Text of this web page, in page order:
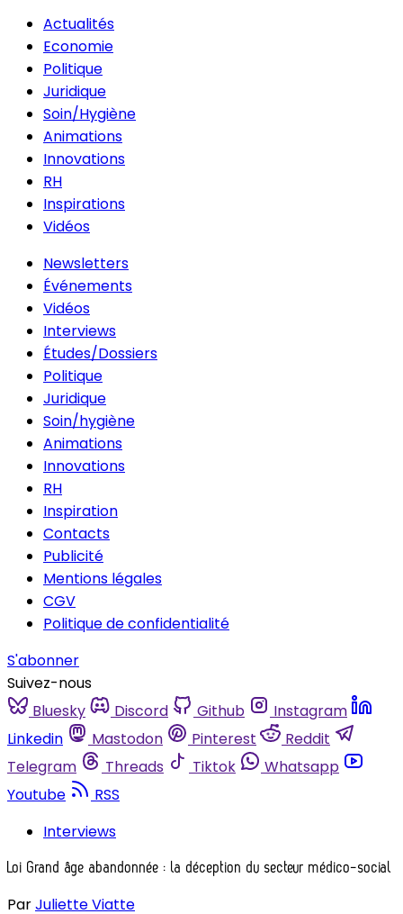
Actualités
Economie
Politique
Juridique
Soin/Hygiène
Animations
Innovations
RH
Inspirations
Vidéos
Newsletters
Événements
Vidéos
Interviews
Études/Dossiers
Politique
Juridique
Soin/hygiène
Animations
Innovations
RH
Inspiration
Contacts
Publicité
Mentions légales
CGV
Politique de confidentialité
S'abonner
Suivez-nous
Bluesky
Discord Github
Instagram
Linkedin
Mastodon Pinterest
Reddit
Telegram
Threads Tiktok
Whatsapp
Youtube
RSS
Interviews
Loi Grand âge abandonnée : la déception du secteur médico-social
ParJuliette Viatte